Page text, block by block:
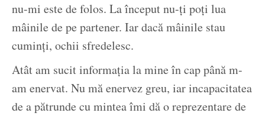
nu-mi este de folos. La început nu-ți poți lua
mâinile de pe partener. Iar dacă mâinile stau
cuminți, ochii sfredelesc.
Atât am sucit informația la mine în cap până m-
am enervat. Nu mă enervez greu, iar incapacitatea
de a pătrunde cu mintea îmi dă o reprezentare de